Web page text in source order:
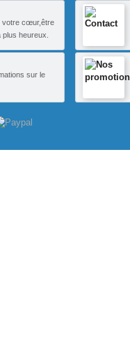
votre cœur,être
heureux.
sur le